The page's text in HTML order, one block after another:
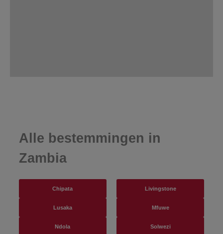
Alle bestemmingen in
Zambia
Chipata Livingstone
Lusaka Mfuwe
Ndola Solwezi